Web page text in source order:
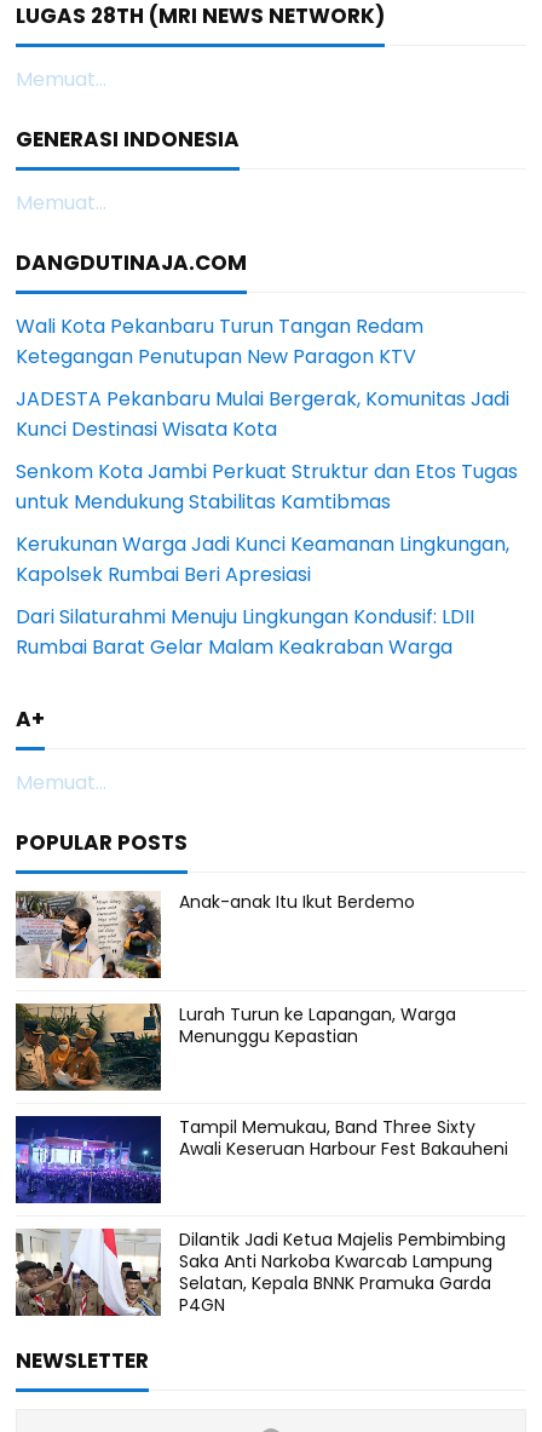
LUGAS 28TH (MRI NEWS NETWORK)
Memuat...
GENERASI INDONESIA
Memuat...
DANGDUTINAJA.COM
Wali Kota Pekanbaru Turun Tangan Redam
Ketegangan Penutupan New Paragon KTV
JADESTA Pekanbaru Mulai Bergerak, Komunitas Jadi
Kunci Destinasi Wisata Kota
Senkom Kota Jambi Perkuat Struktur dan Etos Tugas
untuk Mendukung Stabilitas Kamtibmas
Kerukunan Warga Jadi Kunci Keamanan Lingkungan,
Kapolsek Rumbai Beri Apresiasi
Dari Silaturahmi Menuju Lingkungan Kondusif: LDII
Rumbai Barat Gelar Malam Keakraban Warga
A+
Memuat...
POPULAR POSTS
Anak-anak Itu Ikut Berdemo
Lurah Turun ke Lapangan, Warga
Menunggu Kepastian
Tampil Memukau, Band Three Sixty
Awali Keseruan Harbour Fest Bakauheni
Dilantik Jadi Ketua Majelis Pembimbing
Saka Anti Narkoba Kwarcab Lampung
Selatan, Kepala BNNK Pramuka Garda
P4GN
NEWSLETTER